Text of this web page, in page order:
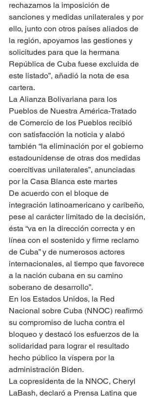
rechazamos la imposición de
sanciones y medidas unilaterales y por
ello, junto con otros países aliados de
la región, apoyamos las gestiones y
solicitudes para que la hermana
República de Cuba fuese excluida de
este listado”, añadió la nota de esa
cartera.
La Alianza Bolivariana para los
Pueblos de Nuestra América-Tratado
de Comercio de los Pueblos recibió
con satisfacción la noticia y alabó
también “la eliminación por el gobierno
estadounidense de otras dos medidas
coercitivas unilaterales”, anunciadas
por la Casa Blanca este martes
De acuerdo con el bloque de
integración latinoamericano y caribeño,
pese al carácter limitado de la decisión,
ésta “va en la dirección correcta y en
línea con el sostenido y firme reclamo
de Cuba” y de numerosos actores
internacionales, al tiempo que favorece
a la nación cubana en su camino
soberano de desarrollo”.
En los Estados Unidos, la Red
Nacional sobre Cuba (NNOC) reafirmó
su compromiso de lucha contra el
bloqueo y destacó los esfuerzos de la
solidaridad para lograr el resultado
hecho público la víspera por la
administración Biden.
La copresidenta de la NNOC, Cheryl
LaBash, declaró a Prensa Latina que